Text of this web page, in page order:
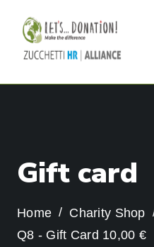
Gift card
Home Charity Shop
Q8 - Gift Card 10,00 €